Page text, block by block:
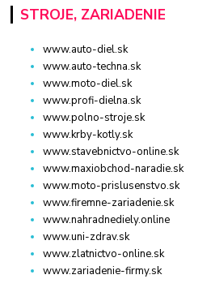
STROJE, ZARIADENIE
www.auto-diel.sk
www.auto-techna.sk
www.moto-diel.sk
www.profi-dielna.sk
www.polno-stroje.sk
www.krby-kotly.sk
www.stavebnictvo-online.sk
www.maxiobchod-naradie.sk
www.moto-prislusenstvo.sk
www.firemne-zariadenie.sk
www.nahradnediely.online
www.uni-zdrav.sk
www.zlatnictvo-online.sk
www.zariadenie-firmy.sk